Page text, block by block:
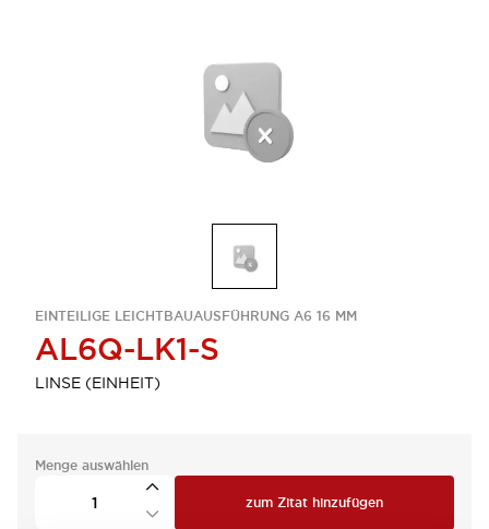
EINTEILIGE LEICHTBAUAUSFÜHRUNG A6 16 MM
AL6Q-LK1-S
LINSE (EINHEIT)
Menge auswählen
zum Zitat hinzufügen